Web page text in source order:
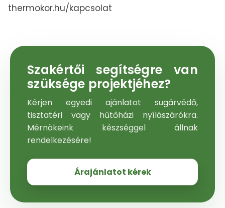
thermokor.hu/kapcsolat
Szakértői segítségre van
szüksége projektjéhez?
Kérjen egyedi ajánlatot sugárvédő,
tisztatéri vagy hűtőházi nyílászárókra.
Mérnökeink készséggel állnak
rendelkezésére!
Árajánlatot kérek